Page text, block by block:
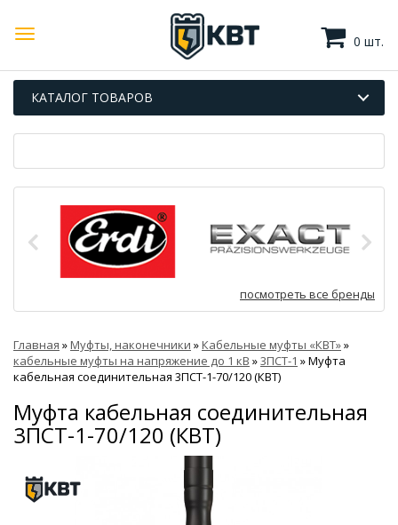
0 шт.
КАТАЛОГ ТОВАРОВ
посмотреть все бренды
Главная »Муфты, наконечники »Кабельные муфты «КВТ»»
кабельные муфты на напряжение до 1 кВ »3ПСТ-1 »Муфта
кабельная соединительная 3ПСТ-1-70/120 (КВТ)
Муфта кабельная соединительная
3ПСТ-1-70/120 (КВТ)